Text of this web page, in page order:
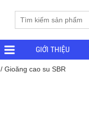
GIỚI THIỆU
/ Gioăng cao su SBR